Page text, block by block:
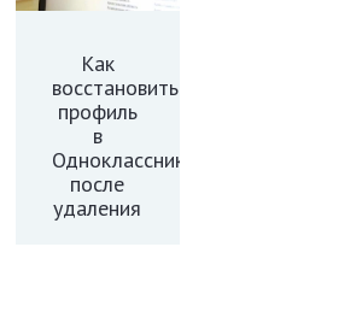
Как
восстановить
профиль
в
Одноклассниках
после
удаления